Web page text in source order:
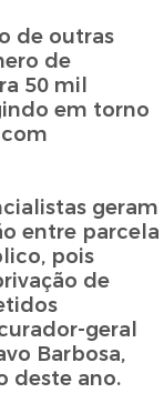
de outras
de
50 mil
em torno
geram
entre parcela
pois
de
geral
Barbosa,
deste ano.